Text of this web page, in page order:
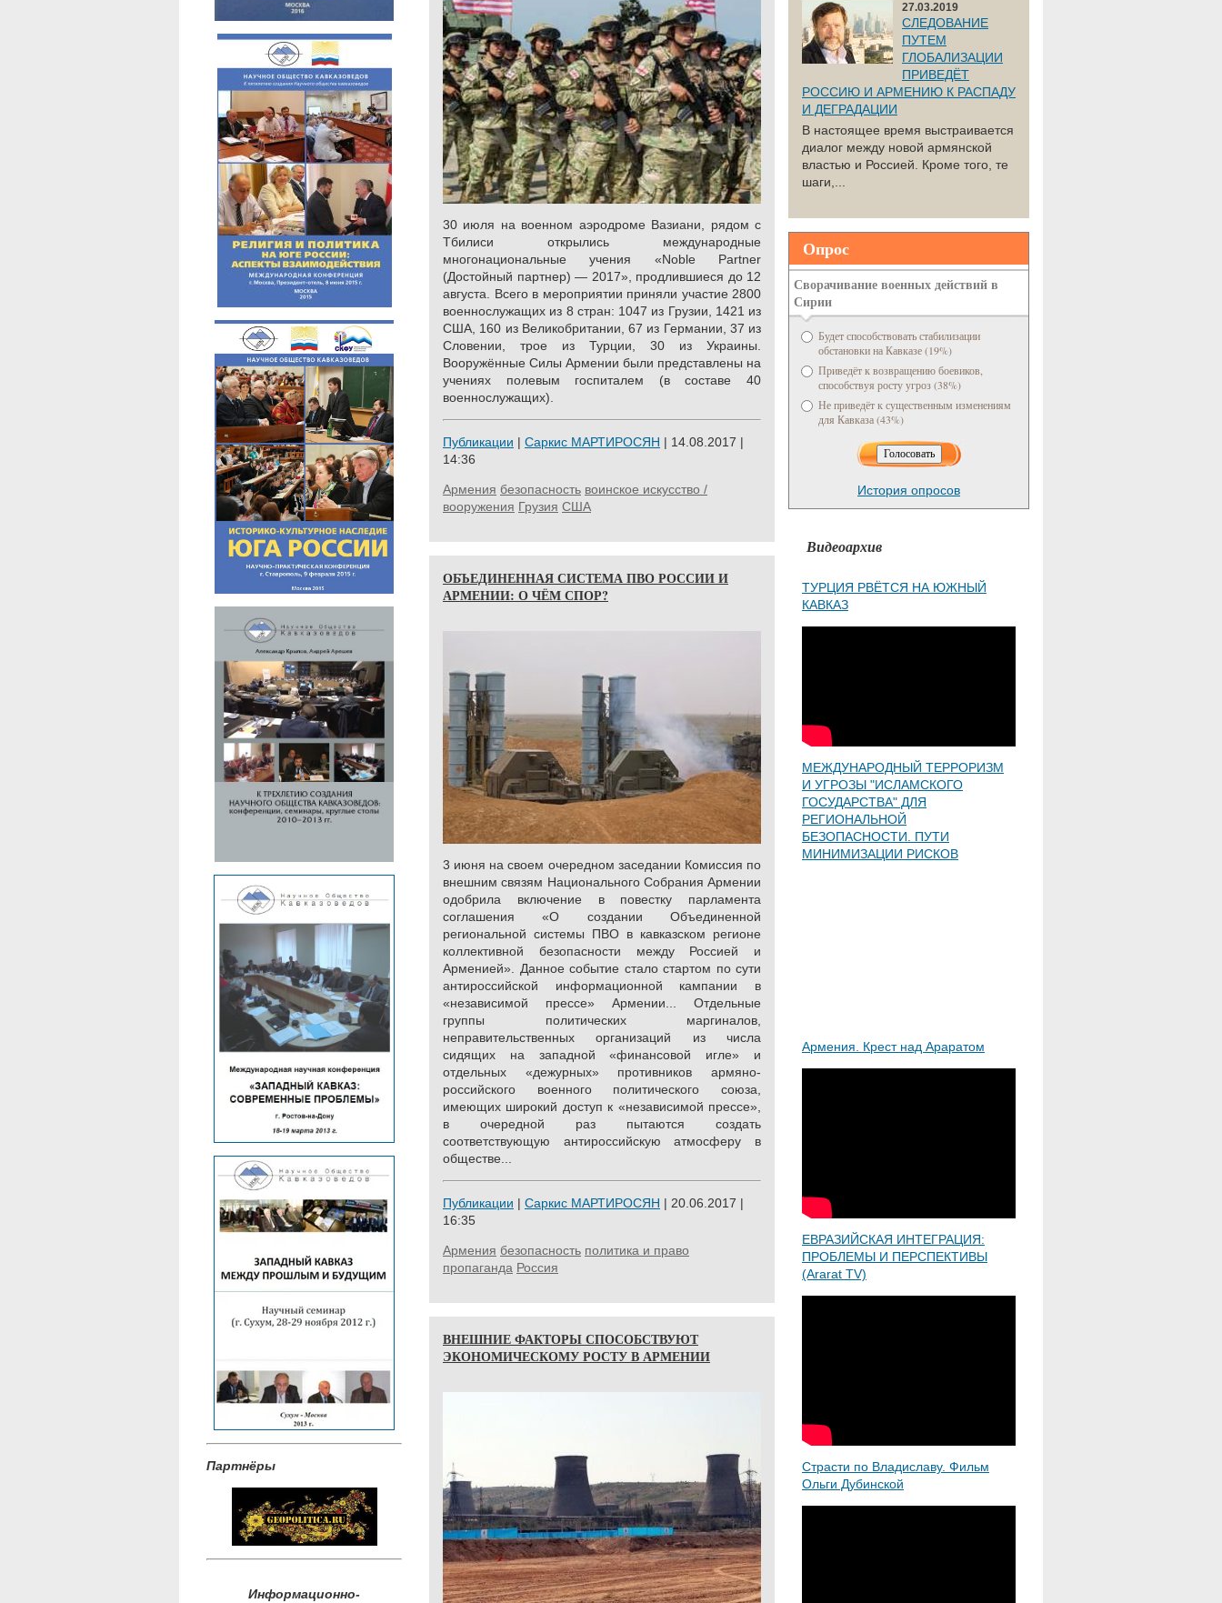
Партнёры
Информационно-
30 июля на военном аэродроме Вазиани, рядом с
Тбилиси открылись международные
многонациональные учения «Noble Partner
(Достойный партнер) — 2017», продлившиеся до 12
августа. Всего в мероприятии приняли участие 2800
военнослужащих из 8 стран: 1047 из Грузии, 1421 из
США, 160 из Великобритании, 67 из Германии, 37 из
Словении, трое из Турции, 30 из Украины.
Вооружённые Силы Армении были представлены на
учениях полевым госпиталем (в составе 40
военнослужащих).
Публикации | Саркис МАРТИРОСЯН | 14.08.2017 |
14:36
Армения безопасность воинское искусство /
вооружения Грузия США
ОБЪЕДИНЕННАЯ СИСТЕМА ПВО РОССИИ И
АРМЕНИИ: О ЧЁМ СПОР?
3 июня на своем очередном заседании Комиссия по
внешним связям Национального Собрания Армении
одобрила включение в повестку парламента
соглашения «О создании Объединенной
региональной системы ПВО в кавказском регионе
коллективной безопасности между Россией и
Арменией». Данное событие стало стартом по сути
антироссийской информационной кампании в
«независимой прессе» Армении... Отдельные
группы политических маргиналов,
неправительственных организаций из числа
сидящих на западной «финансовой игле» и
отдельных «дежурных» противников армяно-
российского военного политического союза,
имеющих широкий доступ к «независимой прессе»,
в очередной раз пытаются создать
соответствующую антироссийскую атмосферу в
обществе...
Публикации | Саркис МАРТИРОСЯН | 20.06.2017 |
16:35
Армения безопасность политика и право
пропаганда Россия
ВНЕШНИЕ ФАКТОРЫ СПОСОБСТВУЮТ
ЭКОНОМИЧЕСКОМУ РОСТУ В АРМЕНИИ
27.03.2019
СЛЕДОВАНИЕ
ПУТЕМ
ГЛОБАЛИЗАЦИИ
ПРИВЕДЁТ
РОССИЮ И АРМЕНИЮ К РАСПАДУ
И ДЕГРАДАЦИИ
В настоящее время выстраивается
диалог между новой армянской
властью и Россией. Кроме того, те
шаги,...
Опрос
Сворачивание военных действий в
Сирии
Будет способствовать стабилизации
обстановки на Кавказе (19%)
Приведёт к возвращению боевиков,
способствуя росту угроз (38%)
Не приведёт к существенным изменениям
для Кавказа (43%)
История опросов
Видеоархив
ТУРЦИЯ РВЁТСЯ НА ЮЖНЫЙ
КАВКАЗ
МЕЖДУНАРОДНЫЙ ТЕРРОРИЗМ
И УГРОЗЫ "ИСЛАМСКОГО
ГОСУДАРСТВА" ДЛЯ
РЕГИОНАЛЬНОЙ
БЕЗОПАСНОСТИ. ПУТИ
МИНИМИЗАЦИИ РИСКОВ
Армения. Крест над Араратом
ЕВРАЗИЙСКАЯ ИНТЕГРАЦИЯ:
ПРОБЛЕМЫ И ПЕРСПЕКТИВЫ
(Ararat TV)
Страсти по Владиславу. Фильм
Ольги Дубинской